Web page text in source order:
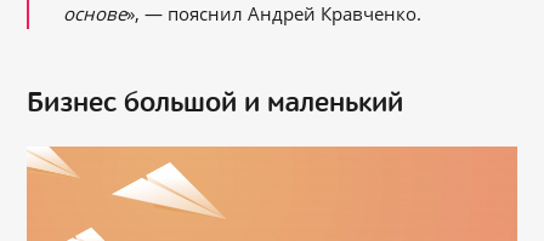
основе», — пояснил Андрей Кравченко.
Бизнес большой и маленький